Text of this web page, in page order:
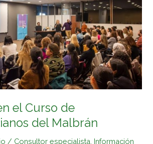
el Curso de
del Malbrán
/ Consultor especialista, Información